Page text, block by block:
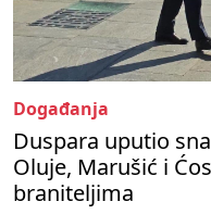
Događanja
Duspara uputio
Oluje, Marušić i
braniteljima